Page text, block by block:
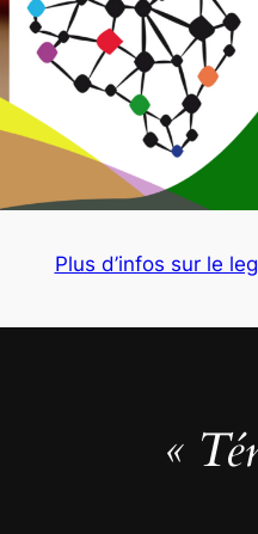
Plus d’infos sur le
«